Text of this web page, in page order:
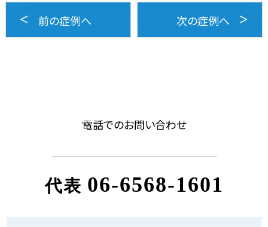
前の症例へ 次の症例へ
電話でのお問い合わせ
代表 06-6568-1601